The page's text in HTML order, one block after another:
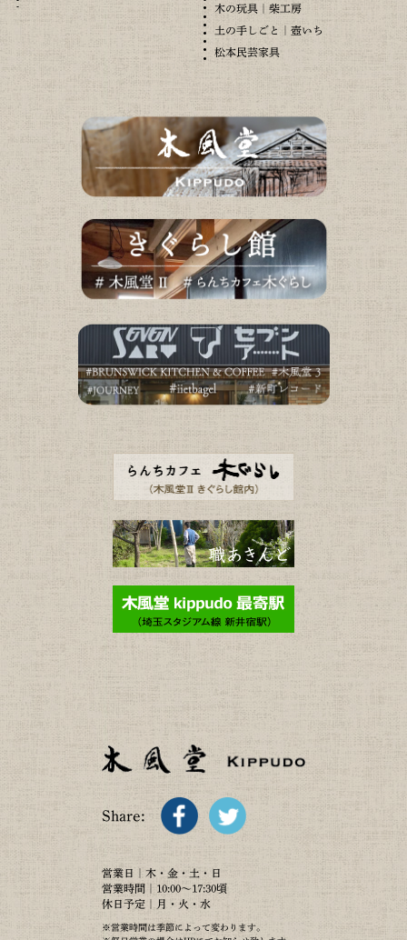
木の玩具｜柴工房
土の手しごと｜壺いち
松本民芸家具
Share:
営業日｜木・金・土・日
営業時間｜10:00～17:30頃
休日予定｜月・火・水
※営業時間は季節によって変わります。